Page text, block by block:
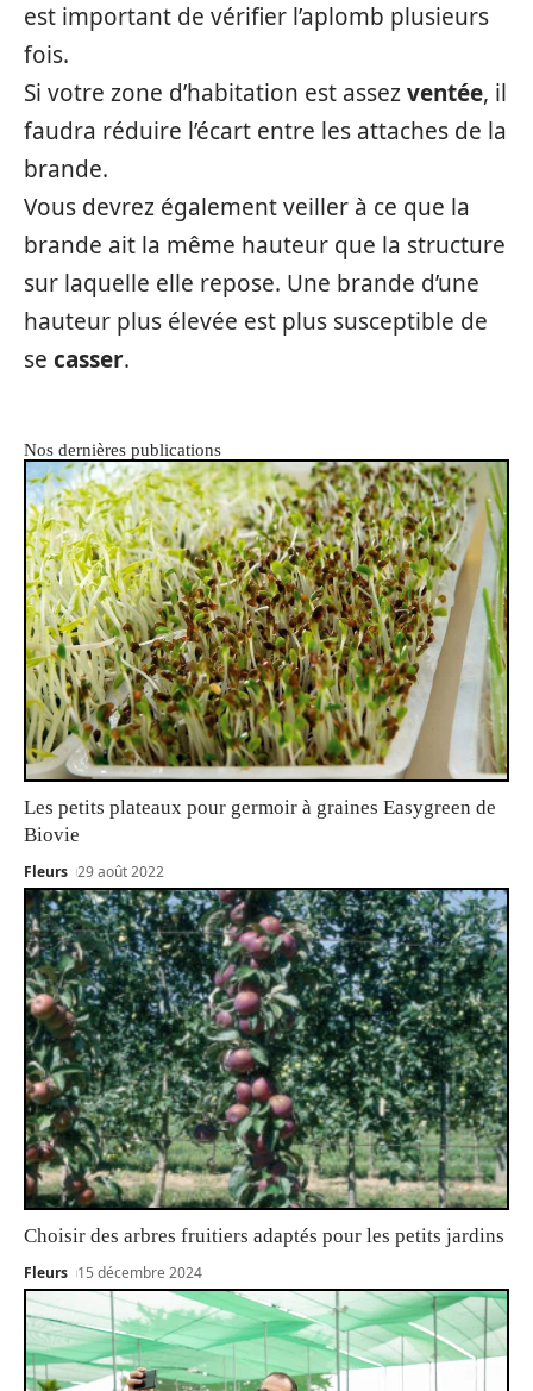
est important de vérifier l’aplomb plusieurs
fois.
Si votre zone d’habitation est assezventée, il
faudra réduire l’écart entre les attaches de la
brande.
Vous devrez également veiller à ce que la
brande ait la même hauteur que la structure
sur laquelle elle repose. Une brande d’une
hauteur plus élevée est plus susceptible de
se casser.
Nos dernières publications
Les petits plateaux pour germoir à graines Easygreen de
Biovie
Fleurs 29 août 2022
Choisir des arbres fruitiers adaptés pour les petits jardins
Fleurs 15 décembre 2024